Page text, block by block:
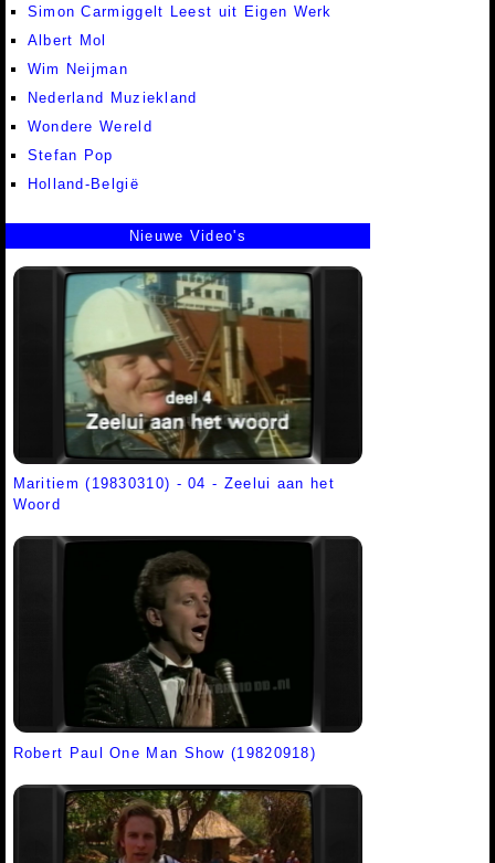
Simon Carmiggelt Leest uit Eigen Werk
Albert Mol
Wim Neijman
Nederland Muziekland
Wondere Wereld
Stefan Pop
Holland-België
Nieuwe Video's
Maritiem (19830310) - 04 - Zeelui aan het
Woord
Robert Paul One Man Show (19820918)